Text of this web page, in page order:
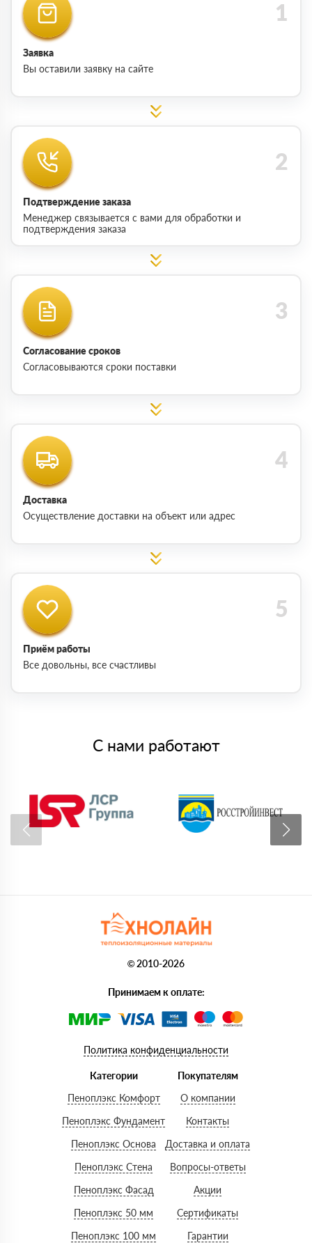
Заявка
Вы оставили заявку на сайте
Подтверждение заказа
Менеджер связывается с вами для обработки и
подтверждения заказа
Согласование сроков
Согласовываются сроки поставки
Доставка
Осуществление доставки на объект или адрес
Приём работы
Все довольны, все счастливы
С нами работают
© 2010-2026
Принимаем к оплате:
Политика конфиденциальности
Категории
Пеноплэкс Комфорт
Пеноплэкс Фундамент
Пеноплэкс Основа
Пеноплэкс Стена
Пеноплэкс Фасад
Пеноплэкс 50 мм
Пеноплэкс 100 мм
Покупателям
О компании
Контакты
Доставка и оплата
Вопросы-ответы
Акции
Сертификаты
Гарантии